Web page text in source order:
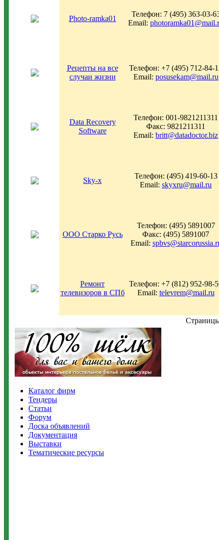
Photo-ramka01
Телефон: 7 (495) 363-03-
Email:
Рецепты на все
случаи жизни
Телефон: +7 (495) 712-84-
Email: posusekam@mail.ru
Data Recovery
Software
Телефон: 001-9821211311
Факс: 9821211311
Email: britt@datadoctor.biz
Sky-x
Телефон: (495) 419-60-13
Email: skyxru@mail.ru
ООО Старко Русь
Телефон: (495) 5891007
Факс: (495) 5891007
Email:
Ремонт
телевизоров в СПб
Телефон: +7 (812) 952-98-
Email: televrem@mail.ru
Каталог фирм
Тендеры
Статьи
Форум
Доска объявлений
Документация
Выставки
Тематические ресурсы